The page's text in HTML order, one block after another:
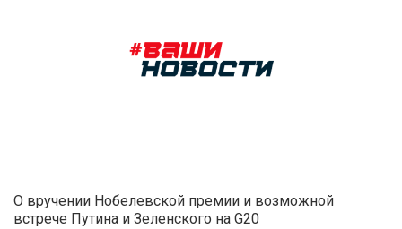
О вручении Нобелевской премии и возможной
встрече Путина и Зеленского на G20